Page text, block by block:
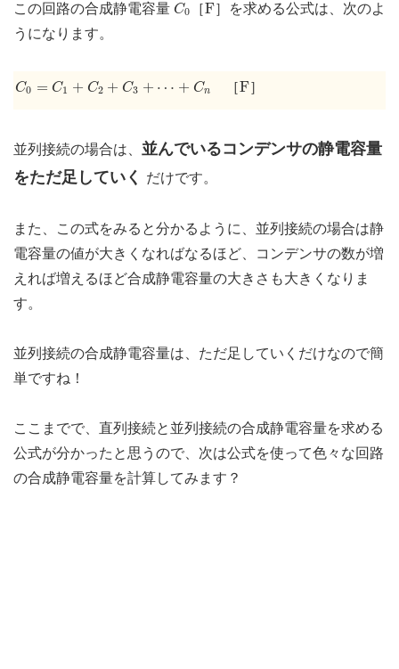
この回路の合成静電容量 C0 ［F］を求める公式は、次のよ
うになります。
C0 = C1 + C2 + C3 + ⋯ + Cn
C0 1+ C +C 3 +⋯ + ［F
F］
並列接続の場合は、 並んでいるコンデンサの静電容量
をただ足していく
だけです。
また、この式をみると分かるように、並列接続の場合は静
電容量の値が大きくなればなるほど、コンデンサの数が増
えれば増えるほど合成静電容量の大きさも大きくなりま
す。
並列接続の合成静電容量は、ただ足していくだけなので簡
単ですね！
ここまでで、直列接続と並列接続の合成静電容量を求める
公式が分かったと思うので、次は公式を使って色々な回路
の合成静電容量を計算してみます？